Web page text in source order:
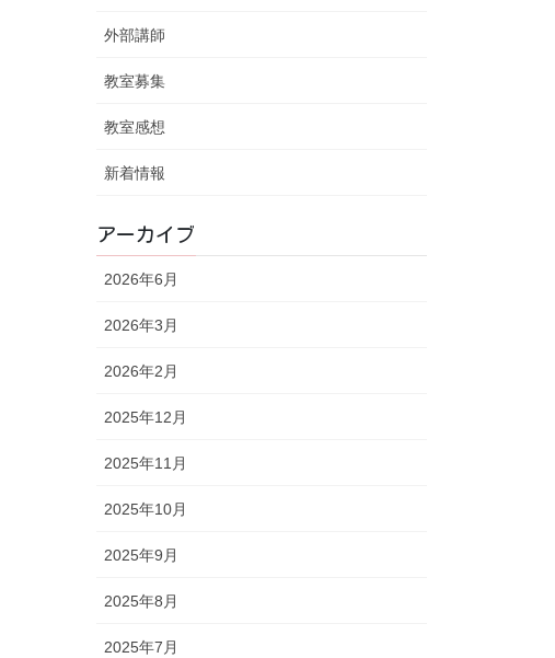
外部講師
教室募集
教室感想
新着情報
アーカイブ
2026年6月
2026年3月
2026年2月
2025年12月
2025年11月
2025年10月
2025年9月
2025年8月
2025年7月